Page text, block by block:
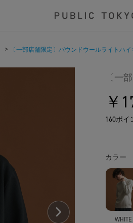
> 〔一部店舗限定〕バウンドウールライトハ
〔一
￥
160ポイ
カラー
WHITE